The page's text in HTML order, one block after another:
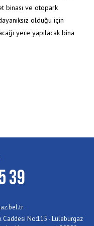
binası ve otopark
olduğu için
yere yapılacak bina
39
No:115 - Lüleburgaz